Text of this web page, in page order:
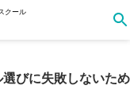
クール
びに失敗しないため